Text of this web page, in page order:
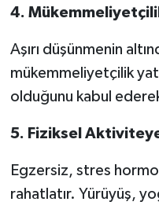
4.
Aşırı düşünmenin
mükemmeliyetçilik
olduğunu kabul
5. Fiziksel
Egzersiz, stres
rahatlatır. Yürüyüş,